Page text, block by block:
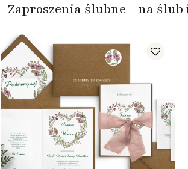
Zaproszenia ślubne - na ślub